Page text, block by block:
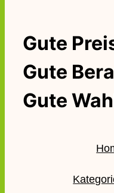
Gute
Gute
Gute